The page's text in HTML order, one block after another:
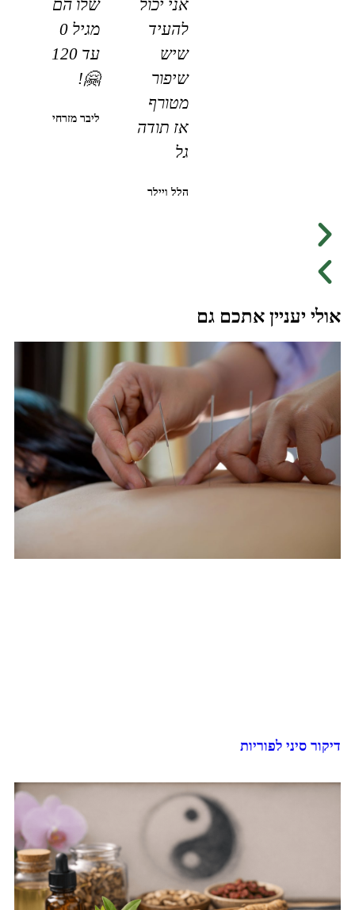
אני יכול
להעיד
שיש
שיפור
מטורף
אז תודה
גל
הלל ויילר
שלו הם
מגיל 0
עד 120
🤗!
ליבר מזרחי
אולי יעניין אתכם גם
דיקור סיני לפוריות